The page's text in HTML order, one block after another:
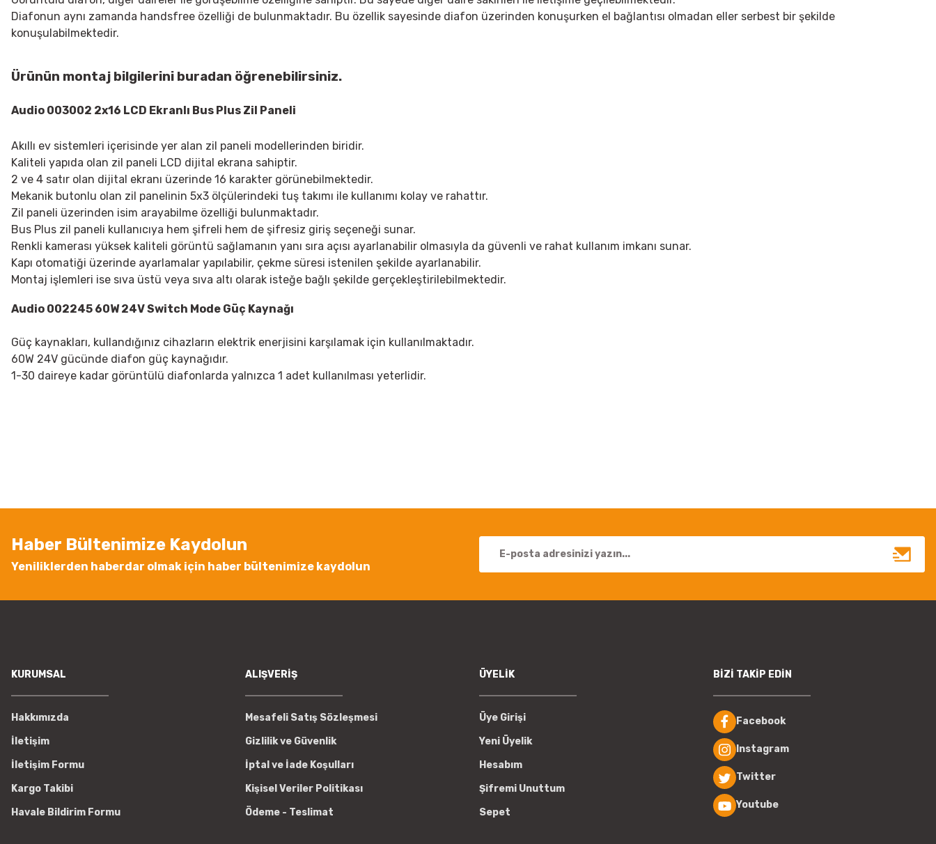
Diafonun aynı zamanda handsfree özelliği de bulunmaktadır. Bu özellik sayesinde diafon üzerinden konuşurken el bağlantısı olmadan eller serbest bir şekilde
konuşulabilmektedir.
Ürünün montaj bilgilerini buradan öğrenebilirsiniz.
Audio 003002 2x16 LCD Ekranlı Bus Plus Zil Paneli
Akıllı ev sistemleri içerisinde yer alan zil paneli modellerinden biridir.
Kaliteli yapıda olan zil paneli LCD dijital ekrana sahiptir.
2 ve 4 satır olan dijital ekranı üzerinde 16 karakter görünebilmektedir.
Mekanik butonlu olan zil panelinin 5x3 ölçülerindeki tuş takımı ile kullanımı kolay ve rahattır.
Zil paneli üzerinden isim arayabilme özelliği bulunmaktadır.
Bus Plus zil paneli kullanıcıya hem şifreli hem de şifresiz giriş seçeneği sunar.
Renkli kamerası yüksek kaliteli görüntü sağlamanın yanı sıra açısı ayarlanabilir olmasıyla da güvenli ve rahat kullanım imkanı sunar.
Kapı otomatiği üzerinde ayarlamalar yapılabilir, çekme süresi istenilen şekilde ayarlanabilir.
Montaj işlemleri ise sıva üstü veya sıva altı olarak isteğe bağlı şekilde gerçekleştirilebilmektedir.
Audio 002245 60W 24V Switch Mode Güç Kaynağı
Güç kaynakları, kullandığınız cihazların elektrik enerjisini karşılamak için kullanılmaktadır.
60W 24V gücünde diafon güç kaynağıdır.
1-30 daireye kadar görüntülü diafonlarda yalnızca 1 adet kullanılması yeterlidir.
Ürün bilgilerinde hatalar bulunuyor.
Bu ürüne benzer farklı alternatifler olmalı.
Haber Bültenimize Kaydolun
Yeniliklerden haberdar olmak için haber bültenimize kaydolun
KURUMSAL
Hakkımızda
İletişim
İletişim Formu
Kargo Takibi
Havale Bildirim Formu
ALIŞVERİŞ
Mesafeli Satış Sözleşmesi
Gizlilik ve Güvenlik
İptal ve İade Koşulları
Kişisel Veriler Politikası
Ödeme - Teslimat
ÜYELİK
Üye Girişi
Yeni Üyelik
Hesabım
Şifremi Unuttum
Sepet
BİZİ TAKİP EDİN
Facebook
Instagram
Twitter
Youtube